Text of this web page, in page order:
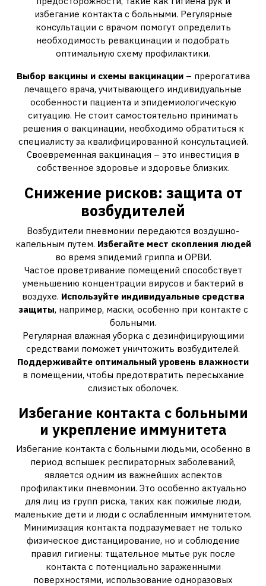
избегание контакта с больными. Регулярные
консультации с врачом помогут определить
необходимость ревакцинации и подобрать
оптимальную схему профилактики.
Выбор вакцины и схемы вакцинации– прерогатива
лечащего врача, учитывающего индивидуальные
особенности пациента и эпидемиологическую
ситуацию. Не стоит самостоятельно принимать
решения о вакцинации, необходимо обратиться к
специалисту за квалифицированной консультацией.
Своевременная вакцинация – это инвестиция в
собственное здоровье и здоровье близких.
Снижение рисков: защита от
возбудителей
Возбудители пневмонии передаются воздушно-
капельным путем. Избегайте мест скопления людей
во время эпидемий гриппа и ОРВИ.
Частое проветривание помещений способствует
уменьшению концентрации вирусов и бактерий в
воздухе. Используйте индивидуальные средства
защиты, например, маски, особенно при контакте с
больными.
Регулярная влажная уборка с дезинфицирующими
средствами поможет уничтожить возбудителей.
Поддерживайте оптимальный уровень влажности
в помещении, чтобы предотвратить пересыхание
слизистых оболочек.
Избегание контакта с больными
и укрепление иммунитета
Избегание контакта с больными людьми, особенно в
период вспышек респираторных заболеваний,
является одним из важнейших аспектов
профилактики пневмонии. Это особенно актуально
для лиц из групп риска, таких как пожилые люди,
маленькие дети и люди с ослабленным иммунитетом.
Минимизация контакта подразумевает не только
физическое дистанцирование, но и соблюдение
правил гигиены: тщательное мытье рук после
контакта с потенциально зараженными
поверхностями, использование одноразовых